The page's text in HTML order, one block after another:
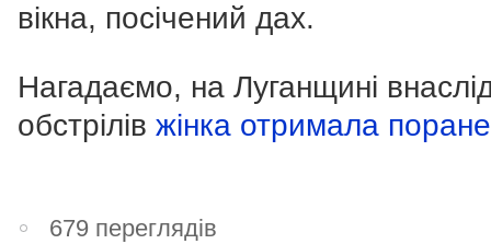
вікна, посічений дах.
Нагадаємо, на Луганщині
обстрілів жінка отримала
679 переглядів